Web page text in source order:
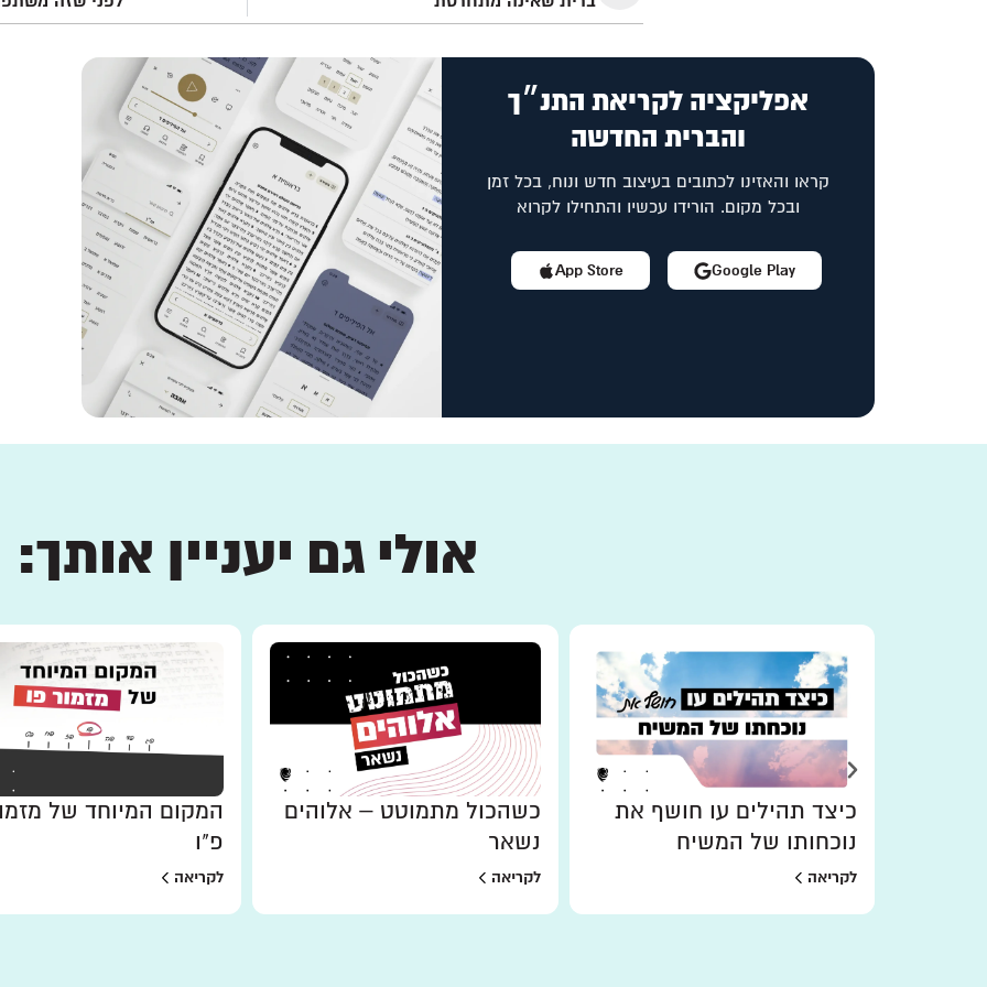
אפליקציה לקריאת התנ״ך
והברית החדשה
קראו והאזינו לכתובים בעיצוב חדש ונוח, בכל זמן
ובכל מקום. הורידו עכשיו והתחילו לקרוא
App Store Google Play
אולי גם יעניין אותך:
כיצד תהילים עו חושף את
נוכחותו של המשיח
לקריאה
כשהכול מתמוטט – אלוהים
נשאר
לקריאה
המקום המיוחד של
פ"ו
לקריאה